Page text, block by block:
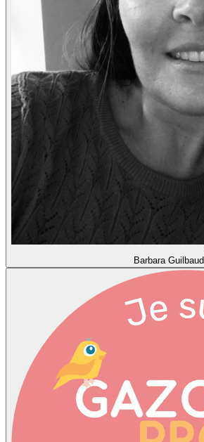
Barbara Guilbaud